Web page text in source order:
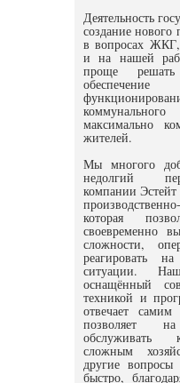
Деятельность
создание нового
в вопросах ЖКГ,
и на нашей
проще
максимально
жителей.
Мы многого
недолгий
компании
которая
своевременно
сложности,
реагировать
ситуации.
оснащённый
техникой и
отвечает
позволяет
обслуживать
сложным
другие
быстро,